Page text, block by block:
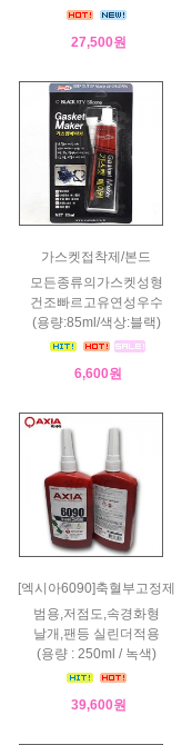
27,500원
가스켓접착제/본드
모든종류의가스켓성형
건조빠르고유연성우수
(용량:85ml/색상:블랙)
6,600원
[엑시아6090]축혈부고정제
범용,저점도,속경화형
날개,팬등 실린더적용
(용량 : 250ml / 녹색)
39,600원